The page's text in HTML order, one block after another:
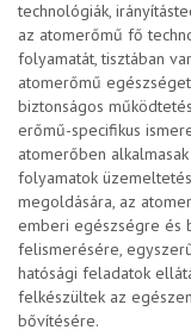
technológiák,
az atomerőmű fő
folyamatát, tisztában
atomerőmű
biztonságos
erőmű-specifikus
atomerőben
folyamatok
megoldására, az
emberi egészségre és
felismerésére,
hatósági feladatok
felkészültek az
bővítésére.